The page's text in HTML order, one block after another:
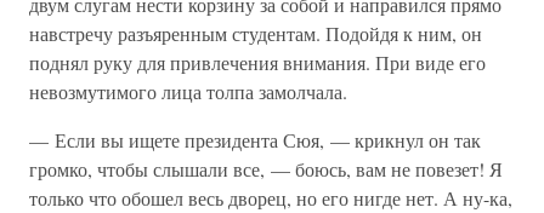
навстречу разъяренным студентам. Подойдя к ним, он
поднял руку для привлечения внимания. При виде его
невозмутимого лица толпа замолчала.
— Если вы ищете президента Сюя, — крикнул он так
громко, чтобы слышали все, — боюсь, вам не повезет! Я
только что обошел весь дворец, но его нигде нет. А ну-ка,